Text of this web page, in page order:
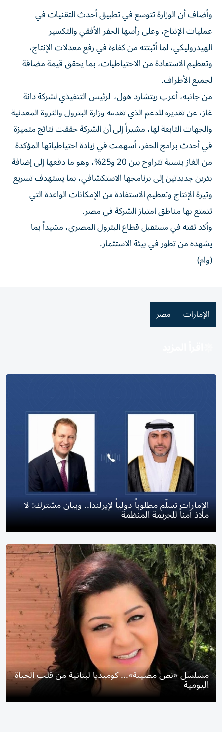
وأضاف أن الوزارة تتوسع في تطبيق أحدث التقنيات في
عمليات الإنتاج، وعلى رأسها الحفر الأفقي والتكسير
الهيدروليكي، لما أثبتته من كفاءة في رفع معدلات الإنتاج،
وتعظيم الاستفادة من الاحتياطيات، بما يحقق قيمة مضافة
لجميع الأطراف.
من جانبه، أعرب ريتشارد هول، الرئيس التنفيذي لشركة دانة
غاز، عن تقديره للدعم الذي تقدمه وزارة البترول والثروة المعدنية
والجهات التابعة لها، مشيراً إلى أن الشركة حققت نتائج متميزة
في أحدث برامج الحفر، أسهمت في زيادة احتياطياتها المؤكدة
من الغاز بنسبة تتراوح بين 20 و25%، وهو ما دفعها إلى إضافة
بئرين جديدتين إلى برنامجها الاستكشافي، بما يستهدف تسريع
وتيرة الإنتاج وتعظيم الاستفادة من الإمكانات الواعدة التي
تتمتع بها مناطق امتياز الشركة في مصر.
وأكد ثقته في مستقبل قطاع البترول المصري، مشيداً بما
يشهده من تطور في بيئة الاستثمار.
(وام)
الإمارات مصر
الإمارات تسلّم مطلوباً دولياً لإيرلندا.. وبيان مشترك: لا
ملاذ آمناً للجريمة المنظمة
مسلسل «نص مصيبة»... كوميديا لبنانية من قلب الحياة
اليومية